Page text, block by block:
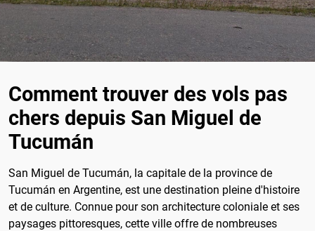
Comment trouver des vols pas
chers depuis San Miguel de
Tucumán
San Miguel de Tucumán, la capitale de la province de
Tucumán en Argentine, est une destination pleine d'histoire
et de culture. Connue pour son architecture coloniale et ses
paysages pittoresques, cette ville offre de nombreuses